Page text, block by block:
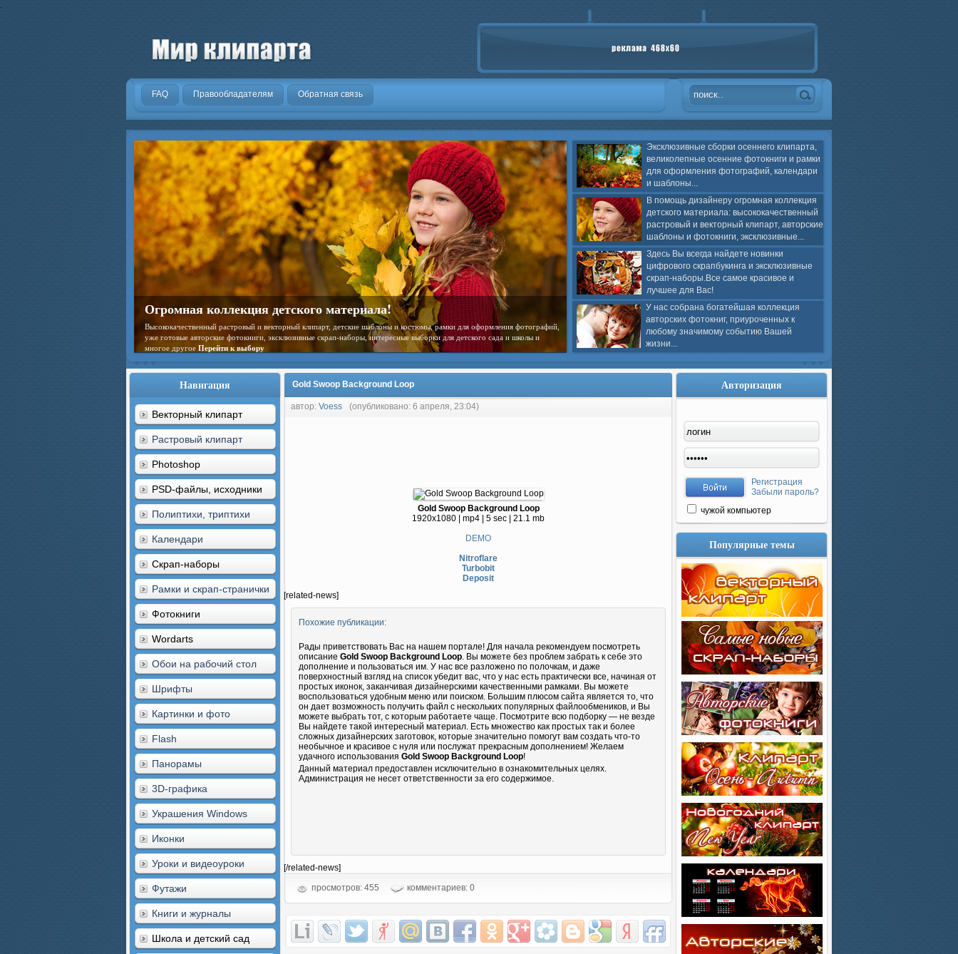
.
FAQ Правообладателям Обратная связь
Эксклюзивные сборки осеннего клипарта,
великолепные осенние фотокниги и рамки
для оформления фотографий, календари
и шаблоны...
В помощь дизайнеру огромная коллекция
детского материала: высококачественный
растровый и векторный клипарт, авторские
шаблоны и фотокниги, эксклюзивные...
Здесь Вы всегда найдете новинки
цифрового скрапбукинга и эксклюзивные
скрап-наборы.Все самое красивое и
лучшее для Вас!
У нас собрана богатейшая коллекция
авторских фотокниг, приуроченных к
любому значимому событию Вашей
жизни...
Огромная коллекция детского материала!
Высококачественный растровый и векторный клипарт, детские шаблоны и костюмы, рамки для оформления фотографий,
уже готовые авторские фотокниги, эксклюзивные скрап-наборы, интересные выборки для детского сада и школы и
многое другое Перейти к выбору
Навигация
Векторный клипарт
Растровый клипарт
Photoshop
PSD-файлы, исходники
Полиптихи, триптихи
Календари
Скрап-наборы
Рамки и скрап-странички
Фотокниги
Wordarts
Обои на рабочий стол
Шрифты
Картинки и фото
Flash
Панорамы
3D-графика
Украшения Windows
Иконки
Уроки и видеоуроки
Футажи
Книги и журналы
Школа и детский сад
Gold Swoop Background Loop
автор: Voess (опубликовано: 6 апреля, 23:04)
Gold Swoop Background Loop
1920x1080 | mp4 | 5 sec | 21.1 mb
DEMO
Nitroflare
Turbobit
Deposit
[related-news]
Похожие публикации:
Рады приветствовать Вас на нашем портале! Для начала рекомендуем посмотреть
описание Gold Swoop Background Loop. Вы можете без проблем забрать к себе это
дополнение и пользоваться им. У нас все разложено по полочкам, и даже
поверхностный взгляд на список убедит вас, что у нас есть практически все, начиная от
простых иконок, заканчивая дизайнерскими качественными рамками. Вы можете
воспользоваться удобным меню или поиском. Большим плюсом сайта является то, что
он дает возможность получить файл с нескольких популярных файлообмеников, и Вы
можете выбрать тот, с которым работаете чаще. Посмотрите всю подборку — не везде
Вы найдете такой интересный материал. Есть множество как простых так и более
сложных дизайнерских заготовок, которые значительно помогут вам создать что-то
необычное и красивое с нуля или послужат прекрасным дополнением! Желаем
удачного использования Gold Swoop Background Loop!
Данный материал предоставлен исключительно в ознакомительных целях.
Администрация не несет ответственности за его содержимое.
[/related-news]
просмотров: 455
комментариев: 0
Авторизация
Регистрация
Забыли пароль?
чужой компьютер
Популярные темы